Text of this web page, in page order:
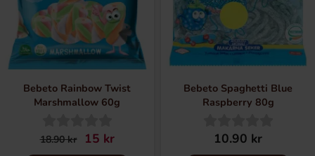
Bebeto Rainbow Twist
Marshmallow 60g
18.90 kr 15 kr
Bebeto Spaghetti Blue
Raspberry 80g
10.90 kr